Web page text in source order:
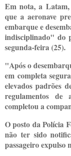
Em nota, a
que a aeronave
embarque e
indisciplinado" do
segunda-feira (25).
"Após o
em completa
elevados padrões
regulamentos de
completou a
O posto da Polícia
não ter sido
passageiro expulso